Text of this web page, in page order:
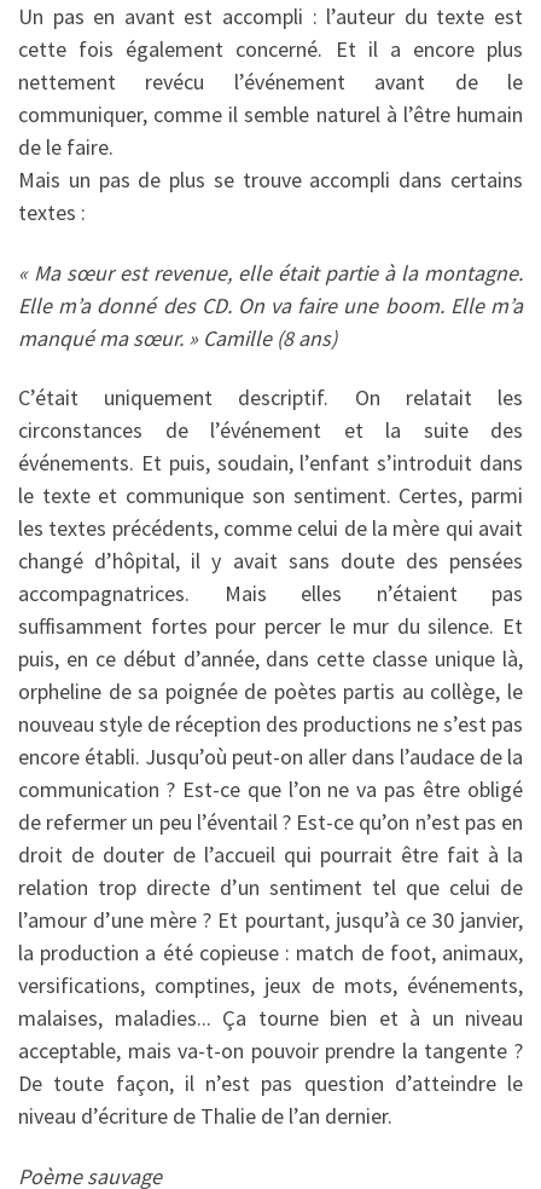
Un pas en avant est accompli : l’auteur du texte est
cette fois également concerné. Et il a encore plus
nettement revécu l’événement avant de le
communiquer, comme il semble naturel à l’être humain
de le faire.
Mais un pas de plus se trouve accompli dans certains
textes :
« Ma sœur est revenue, elle était partie à la montagne.
Elle m’a donné des CD. On va faire une boom. Elle m’a
manqué ma sœur. » Camille (8 ans)
C’était uniquement descriptif. On relatait les
circonstances de l’événement et la suite des
événements. Et puis, soudain, l’enfant s’introduit dans
le texte et communique son sentiment. Certes, parmi
les textes précédents, comme celui de la mère qui avait
changé d’hôpital, il y avait sans doute des pensées
accompagnatrices. Mais elles n’étaient pas
suffisamment fortes pour percer le mur du silence. Et
puis, en ce début d’année, dans cette classe unique là,
orpheline de sa poignée de poètes partis au collège, le
nouveau style de réception des productions ne s’est pas
encore établi. Jusqu’où peut-on aller dans l’audace de la
communication ? Est-ce que l’on ne va pas être obligé
de refermer un peu l’éventail ? Est-ce qu’on n’est pas en
droit de douter de l’accueil qui pourrait être fait à la
relation trop directe d’un sentiment tel que celui de
l’amour d’une mère ? Et pourtant, jusqu’à ce 30 janvier,
la production a été copieuse : match de foot, animaux,
versifications, comptines, jeux de mots, événements,
malaises, maladies... Ça tourne bien et à un niveau
acceptable, mais va-t-on pouvoir prendre la tangente ?
De toute façon, il n’est pas question d’atteindre le
niveau d’écriture de Thalie de l’an dernier.
Poème sauvage